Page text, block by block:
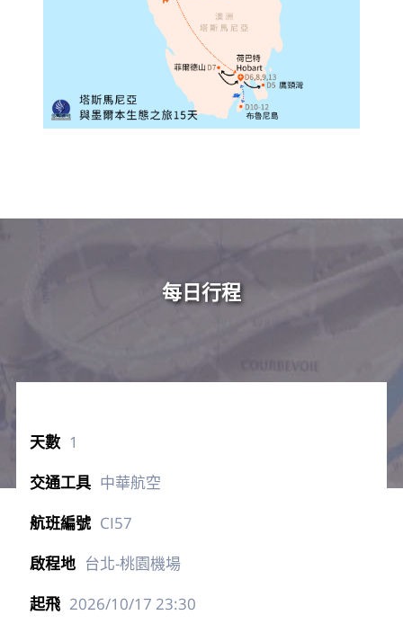
每日行程
1
中華航空
CI57
台北-桃園機場
2026/10/17 23:30